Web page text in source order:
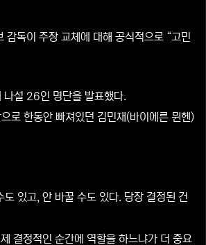
독이 주장 교체에 대해 공식적으로 “고민
나설 26인 명단을 발표했다.
로 한동안 빠져있던 김민재(바이에른 뮌헨)
있고, 안 바꿀 수도 있다. 당장 결정된 건
결정적인 순간에 역할을 하느냐가 더 중요